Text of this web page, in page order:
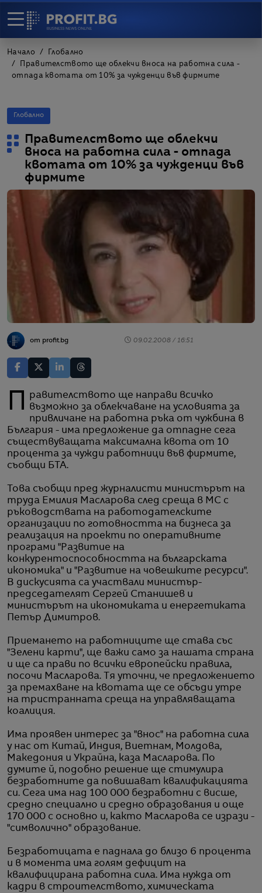
Начало
Глобално
Правителството ще облекчи вноса на работна сила -
отпада квотата от 10% за чужденци във фирмите
Глобално
Правителството ще облекчи
вноса на работна сила - отпада
квотата от 10% за чужденци във
фирмите
от profit.bg 09.02.2008 / 16:51
Правителството ще направи всичко
възможно за облекчаване на условията за
привличане на работна ръка от чужбина в
България - има предложение да отпадне сега
съществуващата максимална квота от 10
процента за чужди работници във фирмите,
съобщи БТА.
Това съобщи пред журналисти министърът на
труда Емилия Масларова след среща в МС с
ръководствата на работодателските
организации по готовността на бизнеса за
реализация на проекти по оперативните
програми "Развитие на
конкурентоспособността на българската
икономика" и "Развитие на човешките ресурси".
В дискусията са участвали министър-
председателят Сергей Станишев и
министърът на икономиката и енергетиката
Петър Димитров.
Приемането на работниците ще става със
"Зелени карти", ще важи само за нашата страна
и ще са прави по всички европейски правила,
посочи Масларова. Тя уточни, че предложението
за премахване на квотата ще се обсъди утре
на тристранната среща на управляващата
коалиция.
Има проявен интерес за "внос" на работна сила
у нас от Китай, Индия, Виетнам, Молдова,
Македония и Украйна, каза Масларова. По
думите й, подобно решение ще стимулира
безработните да повишават квалификацията
си. Сега има над 100 000 безработни с висше,
средно специално и средно образования и още
170 000 с основно и, както Масларова се изрази -
"символично" образование.
Безработицата е паднала до близо 6 процента
и в момента има голям дефицит на
квалифицирана работна сила. Има нужда от
кадри в строителството, химическата